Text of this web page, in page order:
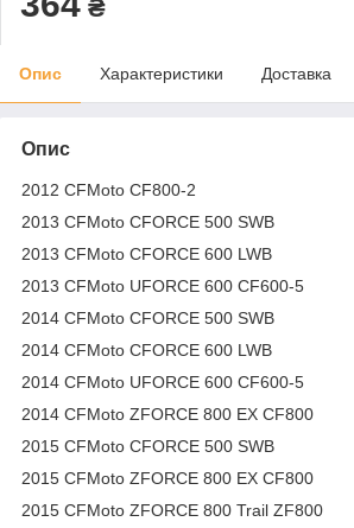
₴
Опис Характеристики Доставка
Опис
2012 CFMoto CF800-2
2013 CFMoto CFORCE 500 SWB
2013 CFMoto CFORCE 600 LWB
2013 CFMoto UFORCE 600 CF600-5
2014 CFMoto CFORCE 500 SWB
2014 CFMoto CFORCE 600 LWB
2014 CFMoto UFORCE 600 CF600-5
2014 CFMoto ZFORCE 800 EX CF800
2015 CFMoto CFORCE 500 SWB
2015 CFMoto ZFORCE 800 EX CF800
2015 CFMoto ZFORCE 800 Trail ZF800